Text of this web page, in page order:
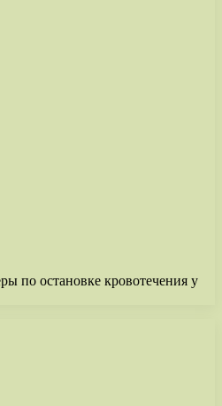
по остановке кровотечения у